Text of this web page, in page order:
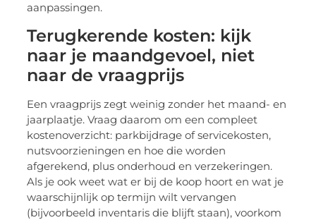
aanpassingen.
Terugkerende kosten: kijk
naar je maandgevoel, niet
naar de vraagprijs
Een vraagprijs zegt weinig zonder het maand- en
jaarplaatje. Vraag daarom om een compleet
kostenoverzicht: parkbijdrage of servicekosten,
nutsvoorzieningen en hoe die worden
afgerekend, plus onderhoud en verzekeringen.
Als je ook weet wat er bij de koop hoort en wat je
waarschijnlijk op termijn wilt vervangen
(bijvoorbeeld inventaris die blijft staan), voorkom